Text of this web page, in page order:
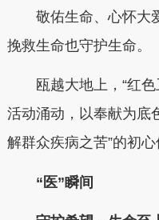
敬佑生命、心怀大爱
挽救生命也守护生命。
瓯越大地上，“红色
活动涌动，以奉献为底
解群众疾病之苦”的初心
“医”瞬间